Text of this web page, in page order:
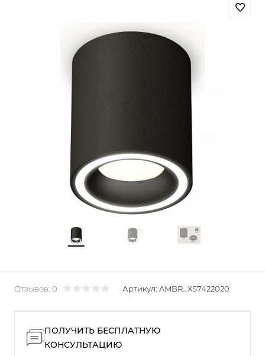
Отзывов: 0 Артикул: AMBR_XS7422020
ПОЛУЧИТЬ БЕСПЛАТНУЮ
КОНСУЛЬТАЦИЮ